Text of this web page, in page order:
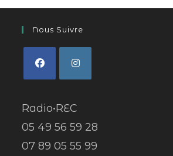
Nous Suivre
Radio•REC
05 49 56 59 28
07 89 05 55 99